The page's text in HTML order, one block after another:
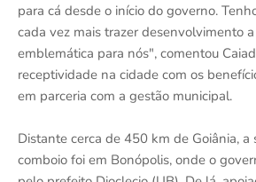
para cá desde o início do governo.
cada vez mais trazer desenvolvimento
emblemática para nós", comentou
receptividade na cidade com os
em parceria com a gestão municipal.
Distante cerca de 450 km de Goiânia,
comboio foi em Bonópolis, onde o